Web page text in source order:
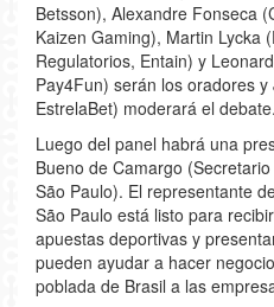
Betsson), Alexandre Fonseca
Kaizen Gaming), Martin Lycka
Regulatorios, Entain) y
Pay4Fun) serán los oradores
EstrelaBet) moderará el debate.
Luego del panel habrá una
Bueno de Camargo
São Paulo). El representante
São Paulo está listo para
apuestas deportivas y
pueden ayudar a hacer
poblada de Brasil a las